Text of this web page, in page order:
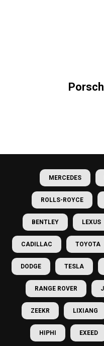
MERCEDES
ROLLS-ROYCE
BENTLEY LEXUS
CADILLAC TOYOTA
DODGE TESLA
RANGE ROVER
ZEEKR LIXIANG
HIPHI EXEED